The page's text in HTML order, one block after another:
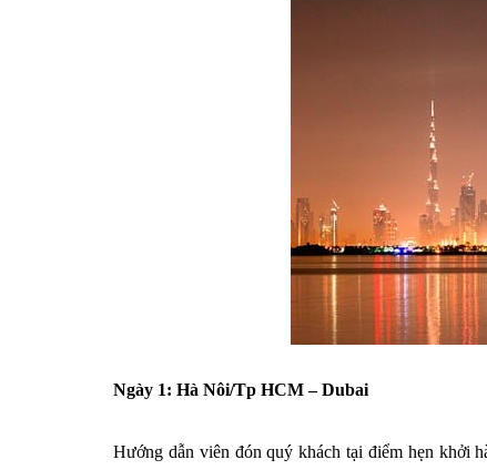
Ngày 1: Hà Nôi/Tp HCM – Dubai
Hướng dẫn viên đón quý khách tại điểm hẹn khởi